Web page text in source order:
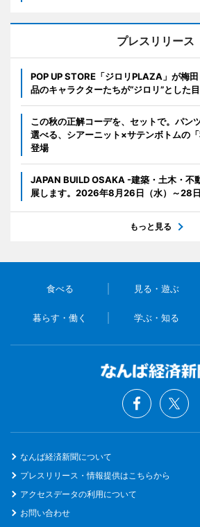
プレスリリース
POP UP STORE「ジロリPLAZA」が梅
品のキャラクターたちが“ジロリ”とした
この秋の正解コーデを、セットで。パン
選べる、シアーニット×サテンボトムの
登場
JAPAN BUILD OSAKA -建築・土木・不
展します。2026年8月26日（水）～28日
もっと見る
食べる 見る・遊ぶ
暮らす・働く 学ぶ・知る
なんば経済新聞について
プレスリリース・情報提供はこちらから
アクセスデータの利用について
お問い合わせ